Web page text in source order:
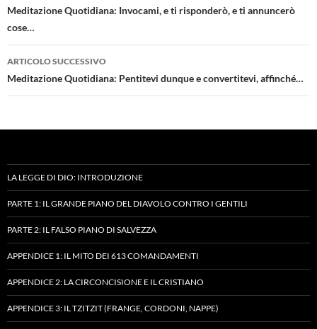
articolo
Meditazione Quotidiana: Invocami, e ti risponderò, e ti annuncerò
cose…
ARTICOLO SUCCESSIVO
Meditazione Quotidiana: Pentitevi dunque e convertitevi, affinché…
LA LEGGE DI DIO: INTRODUZIONE
PARTE 1: IL GRANDE PIANO DEL DIAVOLO CONTRO I GENTILI
PARTE 2: IL FALSO PIANO DI SALVEZZA
APPENDICE 1: IL MITO DEI 613 COMANDAMENTI
APPENDICE 2: LA CIRCONCISIONE E IL CRISTIANO
APPENDICE 3: IL TZITZIT (FRANGE, CORDONI, NAPPE)